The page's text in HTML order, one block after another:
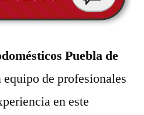
Puebla de
equipo de profesionales
en este